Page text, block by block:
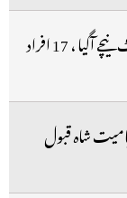
ایئر انڈیا کا طیارہ ہوا میں اچانک 300 فٹ نیچے آگیا ، 17 افراد
شاہ قبول